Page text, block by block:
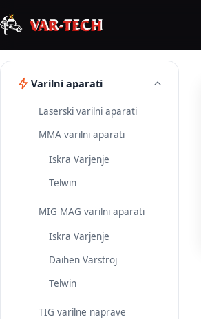
Varilni aparati
Laserski varilni aparati
MMA varilni aparati
Iskra Varjenje
Telwin
MIG MAG varilni aparati
Iskra Varjenje
Daihen Varstroj
Telwin
TIG varilne naprave